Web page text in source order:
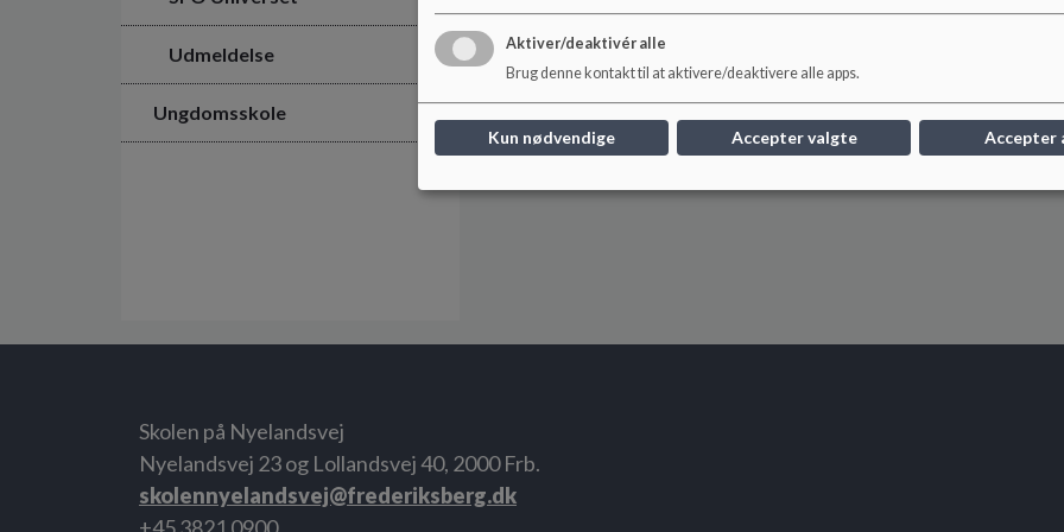
Udmeldelse
Ungdomsskole
Første skoledag for nye 0. klasser er d. 11. august 2026
(for alle andre klasser er det d. 10. august 2026)
Skolen på Nyelandsvej
Nyelandsvej 23 og Lollandsvej 40, 2000 Frb.
skolennyelandsvej@frederiksberg.dk
Aktiver/deaktivér alle
Brug denne kontakt til at aktivere/deaktivere alle apps.
Kun nødvendige Accepter valgte Accepter